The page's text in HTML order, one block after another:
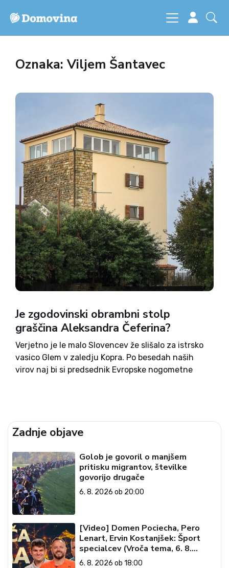
Oznaka: Viljem Šantavec
Je zgodovinski obrambni stolp
graščina Aleksandra Čeferina?
Verjetno je le malo Slovencev že slišalo za istrsko
vasico Glem v zaledju Kopra. Po besedah naših
virov naj bi si predsednik Evropske nogometne
Zadnje objave
Golob je govoril o manjšem
pritisku migrantov, številke
govorijo drugače
6. 8. 2026 ob 20:00
[Video] Domen Pociecha, Pero
Lenart, Ervin Kostanjšek: Šport
specialcev (Vroča tema, 6. 8.
2026)
6. 8. 2026 ob 18:00